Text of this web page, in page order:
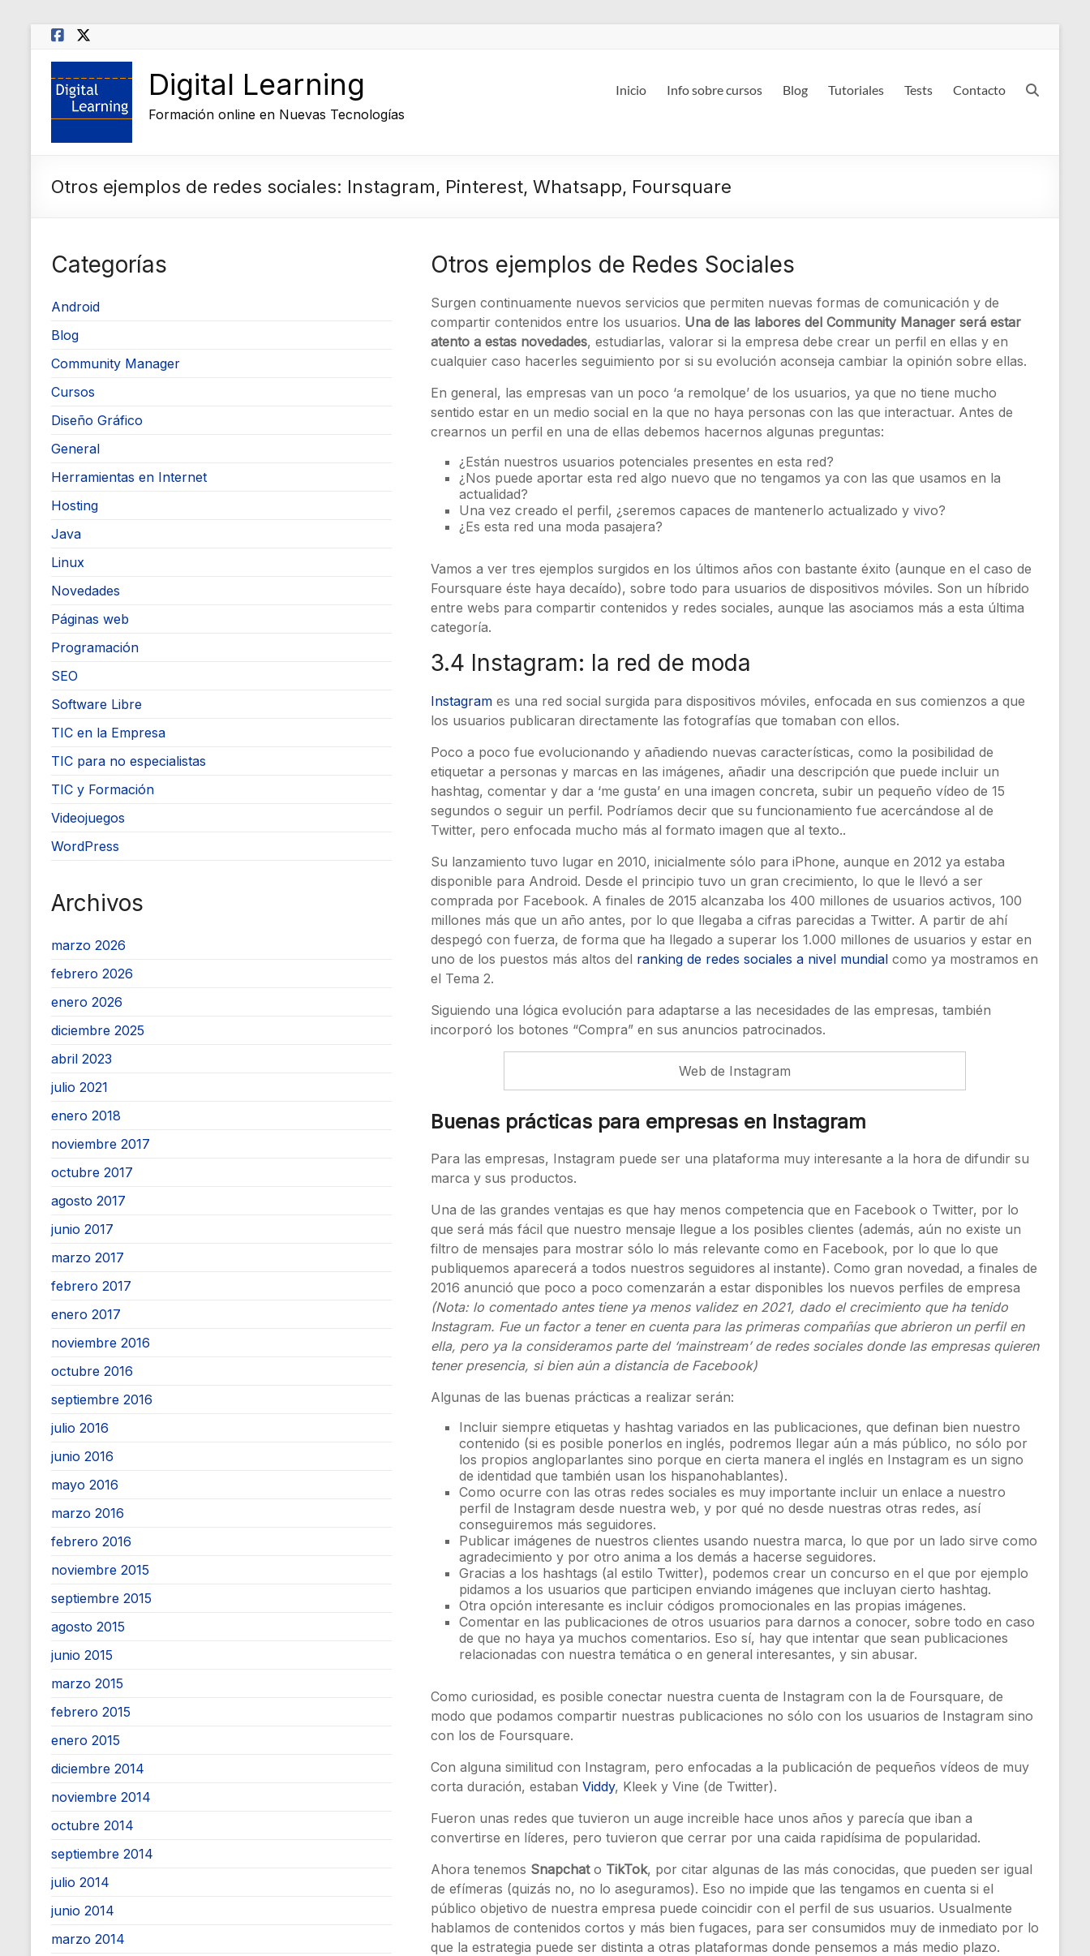
Saltar
contenido
Digital Learning
Formación online en Nuevas Tecnologías
Inicio Info sobre cursos Blog Tutoriales Tests Contacto
Otros ejemplos de redes sociales: Instagram, Pinterest, Whatsapp, Foursquare
Otros ejemplos de Redes Sociales
Surgen continuamente nuevos servicios que permiten nuevas formas de comunicación y de
compartir contenidos entre los usuarios. Una de las labores del Community Manager será estar
atento a estas novedades, estudiarlas, valorar si la empresa debe crear un perfil en ellas y en
cualquier caso hacerles seguimiento por si su evolución aconseja cambiar la opinión sobre ellas.
En general, las empresas van un poco ‘a remolque’ de los usuarios, ya que no tiene mucho
sentido estar en un medio social en la que no haya personas con las que interactuar. Antes de
crearnos un perfil en una de ellas debemos hacernos algunas preguntas:
¿Están nuestros usuarios potenciales presentes en esta red?
¿Nos puede aportar esta red algo nuevo que no tengamos ya con las que usamos en la
actualidad?
Una vez creado el perfil, ¿seremos capaces de mantenerlo actualizado y vivo?
¿Es esta red una moda pasajera?
Vamos a ver tres ejemplos surgidos en los últimos años con bastante éxito (aunque en el caso de
Foursquare éste haya decaído), sobre todo para usuarios de dispositivos móviles. Son un híbrido
entre webs para compartir contenidos y redes sociales, aunque las asociamos más a esta última
categoría.
3.4 Instagram: la red de moda
Instagram es una red social surgida para dispositivos móviles, enfocada en sus comienzos a que
los usuarios publicaran directamente las fotografías que tomaban con ellos.
Poco a poco fue evolucionando y añadiendo nuevas características, como la posibilidad de
etiquetar a personas y marcas en las imágenes, añadir una descripción que puede incluir un
hashtag, comentar y dar a ‘me gusta’ en una imagen concreta, subir un pequeño vídeo de 15
segundos o seguir un perfil. Podríamos decir que su funcionamiento fue acercándose al de
Twitter, pero enfocada mucho más al formato imagen que al texto..
Su lanzamiento tuvo lugar en 2010, inicialmente sólo para iPhone, aunque en 2012 ya estaba
disponible para Android. Desde el principio tuvo un gran crecimiento, lo que le llevó a ser
comprada por Facebook. A finales de 2015 alcanzaba los 400 millones de usuarios activos, 100
millones más que un año antes, por lo que llegaba a cifras parecidas a Twitter. A partir de ahí
despegó con fuerza, de forma que ha llegado a superar los 1.000 millones de usuarios y estar en
uno de los puestos más altos del ranking de redes sociales a nivel mundial como ya mostramos en
el Tema 2.
Siguiendo una lógica evolución para adaptarse a las necesidades de las empresas, también
incorporó los botones “Compra” en sus anuncios patrocinados.
Web de Instagram
Buenas prácticas para empresas en Instagram
Para las empresas, Instagram puede ser una plataforma muy interesante a la hora de difundir su
marca y sus productos.
Una de las grandes ventajas es que hay menos competencia que en Facebook o Twitter, por lo
que será más fácil que nuestro mensaje llegue a los posibles clientes (además, aún no existe un
filtro de mensajes para mostrar sólo lo más relevante como en Facebook, por lo que lo que
publiquemos aparecerá a todos nuestros seguidores al instante). Como gran novedad, a finales de
2016 anunció que poco a poco comenzarán a estar disponibles los nuevos perfiles de empresa
(Nota: lo comentado antes tiene ya menos validez en 2021, dado el crecimiento que ha tenido
Instagram. Fue un factor a tener en cuenta para las primeras compañías que abrieron un perfil en
ella, pero ya la consideramos parte del ‘mainstream’ de redes sociales donde las empresas quieren
tener presencia, si bien aún a distancia de Facebook)
Algunas de las buenas prácticas a realizar serán:
Incluir siempre etiquetas y hashtag variados en las publicaciones, que definan bien nuestro
contenido (si es posible ponerlos en inglés, podremos llegar aún a más público, no sólo por
los propios angloparlantes sino porque en cierta manera el inglés en Instagram es un signo
de identidad que también usan los hispanohablantes).
Como ocurre con las otras redes sociales es muy importante incluir un enlace a nuestro
perfil de Instagram desde nuestra web, y por qué no desde nuestras otras redes, así
conseguiremos más seguidores.
Publicar imágenes de nuestros clientes usando nuestra marca, lo que por un lado sirve como
agradecimiento y por otro anima a los demás a hacerse seguidores.
Gracias a los hashtags (al estilo Twitter), podemos crear un concurso en el que por ejemplo
pidamos a los usuarios que participen enviando imágenes que incluyan cierto hashtag.
Otra opción interesante es incluir códigos promocionales en las propias imágenes.
Comentar en las publicaciones de otros usuarios para darnos a conocer, sobre todo en caso
de que no haya ya muchos comentarios. Eso sí, hay que intentar que sean publicaciones
relacionadas con nuestra temática o en general interesantes, y sin abusar.
Como curiosidad, es posible conectar nuestra cuenta de Instagram con la de Foursquare, de
modo que podamos compartir nuestras publicaciones no sólo con los usuarios de Instagram sino
con los de Foursquare.
Con alguna similitud con Instagram, pero enfocadas a la publicación de pequeños vídeos de muy
corta duración, estaban Viddy, Kleek y Vine (de Twitter).
Fueron unas redes que tuvieron un auge increible hace unos años y parecía que iban a
convertirse en líderes, pero tuvieron que cerrar por una caida rapidísima de popularidad.
Ahora tenemos Snapchato TikTok, por citar algunas de las más conocidas, que pueden ser igual
de efímeras (quizás no, no lo aseguramos). Eso no impide que las tengamos en cuenta si el
público objetivo de nuestra empresa puede coincidir con el perfil de sus usuarios. Usualmente
hablamos de contenidos cortos y más bien fugaces, para ser consumidos muy de inmediato por lo
que la estrategia puede ser distinta a otras plataformas donde pensemos a más medio plazo.
Categorías
Android
Blog
Community Manager
Cursos
Diseño Gráfico
General
Herramientas en Internet
Hosting
Java
Linux
Novedades
Páginas web
Programación
SEO
Software Libre
TIC en la Empresa
TIC para no especialistas
TIC y Formación
Videojuegos
WordPress
Archivos
marzo 2026
febrero 2026
enero 2026
diciembre 2025
abril 2023
julio 2021
enero 2018
noviembre 2017
octubre 2017
agosto 2017
junio 2017
marzo 2017
febrero 2017
enero 2017
noviembre 2016
octubre 2016
septiembre 2016
julio 2016
junio 2016
mayo 2016
marzo 2016
febrero 2016
noviembre 2015
septiembre 2015
agosto 2015
junio 2015
marzo 2015
febrero 2015
enero 2015
diciembre 2014
noviembre 2014
octubre 2014
septiembre 2014
julio 2014
junio 2014
marzo 2014